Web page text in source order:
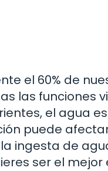
el 60% de
las funciones
el agua
puede
ingesta de
ser el mejor